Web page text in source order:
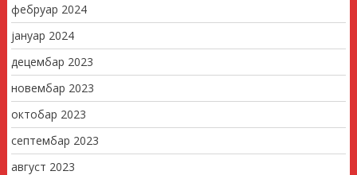
фебруар 2024
јануар 2024
децембар 2023
новембар 2023
октобар 2023
септембар 2023
август 2023